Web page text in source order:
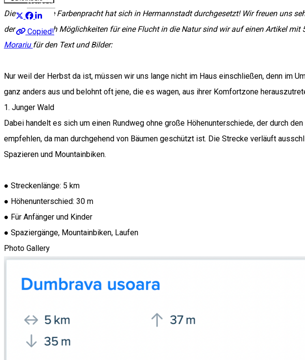
Deutsch
Copied!
Die herbstliche Farbenpracht hat sich in Hermannstadt durchgesetzt! Wir freuen uns
der Suche nach Möglichkeiten für eine Flucht in die Natur sind wir auf einen Artikel
Morariu für den Text und Bilder:
Nur weil der Herbst da ist, müssen wir uns lange nicht im Haus einschließen, denn im
ganz anders aus und belohnt oft jene, die es wagen, aus ihrer Komfortzone
1. Junger Wald
Dabei handelt es sich um einen Rundweg ohne große Höhenunterschiede, der durch
empfehlen, da man durchgehend von Bäumen geschützt ist. Die Strecke verläuft
Spazieren und Mountainbiken.
● Streckenlänge: 5 km
● Höhenunterschied: 30 m
● Für Anfänger und Kinder
● Spaziergänge, Mountainbiken, Laufen
Photo Gallery